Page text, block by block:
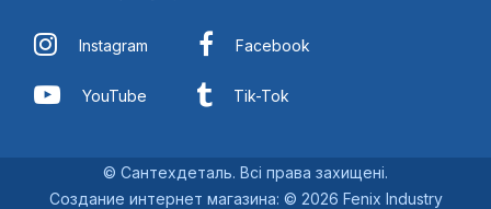
Instagram Facebook
YouTube Tik-Tok
© Сантехдеталь. Всі права захищені.
Создание интернет магазина: © 2026 Fenix Industry